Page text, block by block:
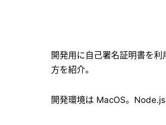
開発用に自己署名証明書を
方を紹介。
開発環境は MacOS。Node.js